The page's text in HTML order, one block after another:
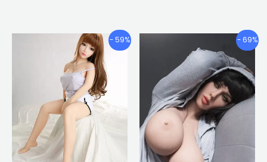
- 59%
Prijsklasse:
€358.96
door
€483.72
Dit
product
heeft
meerdere
varianten.
- 69%
€735.21
door
Dit
product
heeft